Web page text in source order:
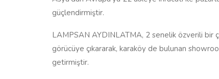
güçlendirmiştir.
LAMPSAN AYDINLATMA, 2 senelik özverili bir
görücüye çıkararak, karaköy de bulunan
getirmiştir.